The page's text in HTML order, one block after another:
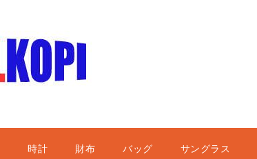
時計 財布 バッグ サングラス